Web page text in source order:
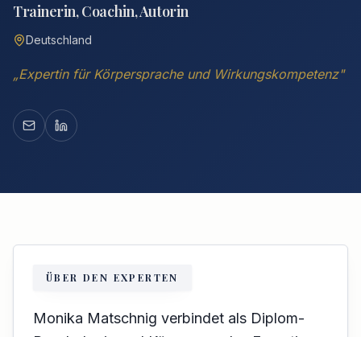
Trainerin, Coachin, Autorin
Deutschland
„Expertin für Körpersprache und Wirkungskompetenz"
ÜBER DEN EXPERTEN
Monika Matschnig verbindet als Diplom-